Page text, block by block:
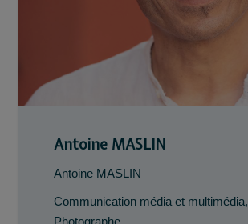
Antoine MASLIN
Antoine MASLIN
Communication média et multimédia,